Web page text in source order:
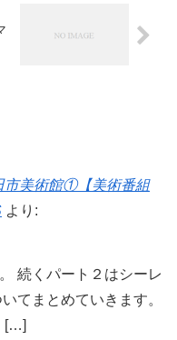
市美術館①【美術番組
より:
続くパート２はシーレ
てまとめていきます。
[…]